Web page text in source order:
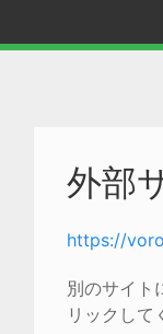
外部
https://
別のサイト
リックして